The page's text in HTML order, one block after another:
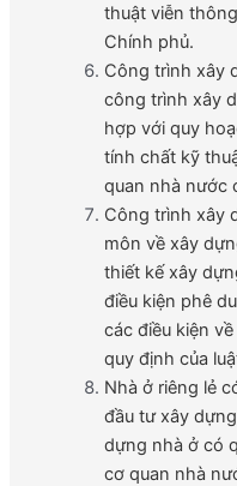
thuật viễn
Chính phủ.
Công trình xây
công trình xây
hợp với quy
tính chất kỹ
quan nhà nước
Công trình xây
môn về xây
thiết kế xây
điều kiện phê
các điều kiện
quy định của
Nhà ở riêng lẻ
đầu tư xây
dựng nhà ở có
cơ quan nhà